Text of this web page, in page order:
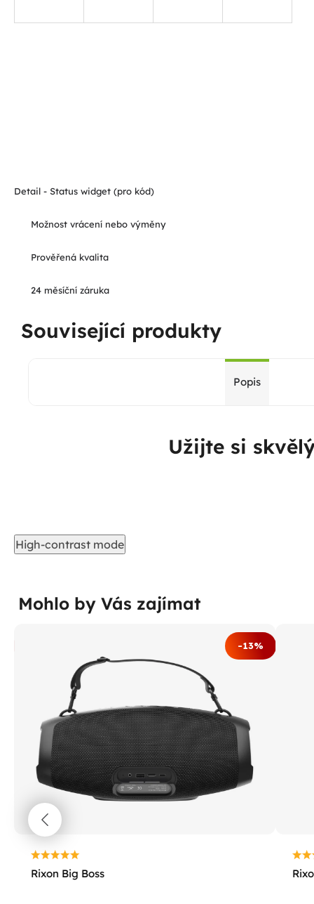
Detail - Status widget (pro kód)
Možnost vrácení nebo výměny
Prověřená kvalita
24 měsíční záruka
Související produkty
Popis
Užijte si
High-contrast mode
Mohlo by Vás zajímat
-13%
Rixon Big Boss